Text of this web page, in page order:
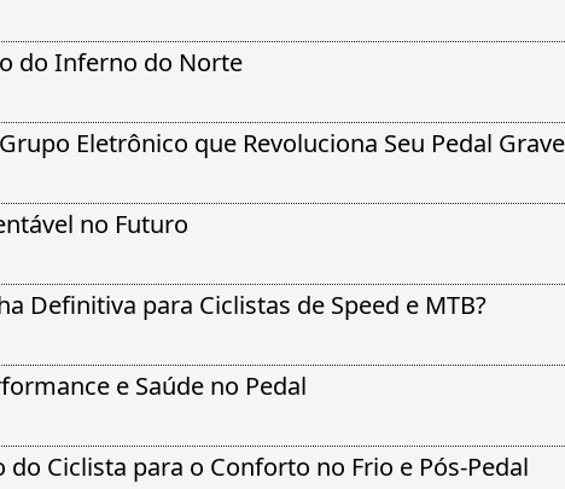
do Inferno do Norte
Eletrônico que Revoluciona Seu Pedal
no Futuro
Definitiva para Ciclistas de Speed e MTB?
e Saúde no Pedal
Ciclista para o Conforto no Frio e Pós-Pedal